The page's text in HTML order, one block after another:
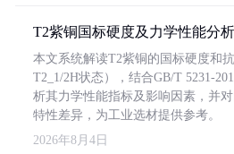
T2紫铜国标硬度及力学性能分析
本文系统解读T2紫铜的国标硬度和
T2_1/2H状态），结合GB/T 5231-
析其力学性能指标及影响因素，并
特性差异，为工业选材提供参考。
2026年8月4日